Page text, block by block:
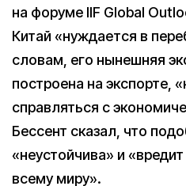
на форуме IIF Global
Китай «нуждается в
словам, его нынешняя
построена на экспорте,
справляться с
Бессент сказал, что
«неустойчива» и
всему миру».